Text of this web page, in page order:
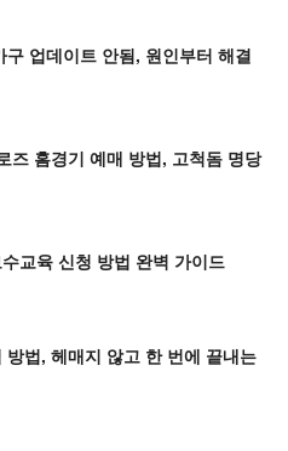
구 업데이트 안됨, 원인부터 해결
즈 홈경기 예매 방법, 고척돔 명당
교육 신청 방법 완벽 가이드
방법, 헤매지 않고 한 번에 끝내는